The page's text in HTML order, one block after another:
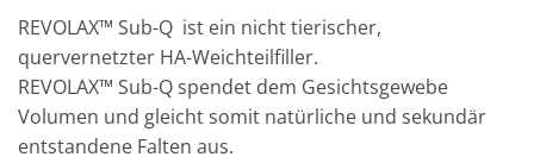
REVOLAX™ Sub-Q ist ein nicht tierischer,
quervernetzter HA-Weichteilfiller.
REVOLAX™ Sub-Q spendet dem Gesichtsgewebe
Volumen und gleicht somit natürliche und sekundär
entstandene Falten aus.